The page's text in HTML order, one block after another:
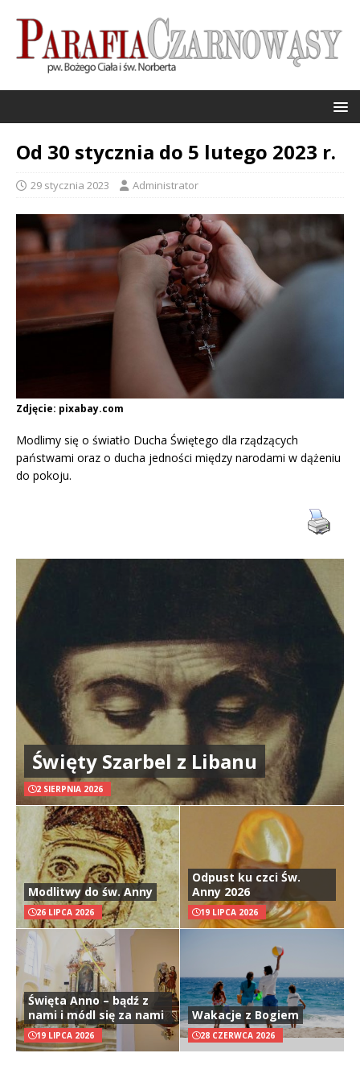
Od 30 stycznia do 5 lutego 2023 r.
29 stycznia 2023 Administrator
Zdjęcie: pixabay.com
Modlimy się o światło Ducha Świętego dla rządzących
państwami oraz o ducha jedności między narodami w dążeniu
do pokoju.
Święty Szarbel z Libanu
2 SIERPNIA 2026
Modlitwy do św. Anny
26 LIPCA 2026
Odpust ku czci Św.
Anny 2026
19 LIPCA 2026
Święta Anno – bądź z
nami i módl się za nami
19 LIPCA 2026
Wakacje z Bogiem
28 CZERWCA 2026